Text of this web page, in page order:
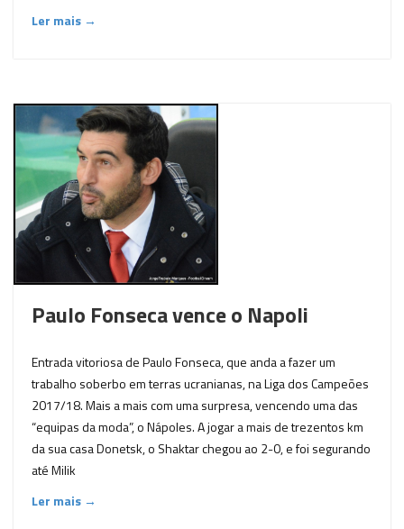
Ler mais →
Paulo Fonseca vence o Napoli
Entrada vitoriosa de Paulo Fonseca, que anda a fazer um
trabalho soberbo em terras ucranianas, na Liga dos Campeões
2017/18. Mais a mais com uma surpresa, vencendo uma das
“equipas da moda”, o Nápoles. A jogar a mais de trezentos km
da sua casa Donetsk, o Shaktar chegou ao 2-0, e foi segurando
até Milik
Ler mais →